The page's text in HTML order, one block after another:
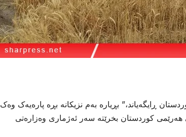
ڕایگەیاند،” بڕیارە بەم نزیکانە بڕە پارەیەک وەک
هەرێمی کوردستان بخرێتە سەر ئەژماری وەزارەتی